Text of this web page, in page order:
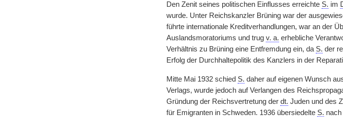
Den Zenit seines politischen Einflusses erreichte S. im
wurde. Unter Reichskanzler Brüning war der
führte internationale Kreditverhandlungen, war an der
Auslandsmoratoriums und trug v. a. erhebliche
Verhältnis zu Brüning eine Entfremdung ein, da S. der
Erfolg der Durchhaltepolitik des Kanzlers in der
Mitte Mai 1932 schied S. daher auf eigenen Wunsch
Verlags, wurde jedoch auf Verlangen des
Gründung der Reichsvertretung der dt. Juden und des
für Emigranten in Schweden. 1936 übersiedelte S.